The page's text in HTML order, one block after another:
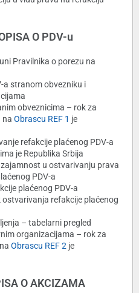
O PDV-u
Pravilnika o porezu na
a stranom obvezniku i
obveznicima – rok za
na Obrascu REF 1 je
refakcije plaćenog PDV-a
je Republika Srbija
u ostvarivanju prava
PDV-a
plaćenog PDV-a
refakcije plaćenog
– tabelarni pregled
organizacijama – rok za
Obrascu REF 2 je
O AKCIZAMA